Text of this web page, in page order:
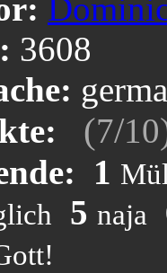
3608
(7/10
1
5 naja